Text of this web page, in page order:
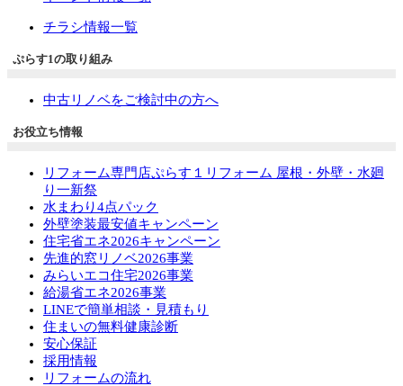
チラシ情報一覧
ぷらす1の取り組み
中古リノベをご検討中の方へ
お役立ち情報
リフォーム専門店ぷらす１リフォーム 屋根・外壁・水廻
り一新祭
水まわり4点パック
外壁塗装最安値キャンペーン
住宅省エネ2026キャンペーン
先進的窓リノベ2026事業
みらいエコ住宅2026事業
給湯省エネ2026事業
LINEで簡単相談・見積もり
住まいの無料健康診断
安心保証
採用情報
リフォームの流れ